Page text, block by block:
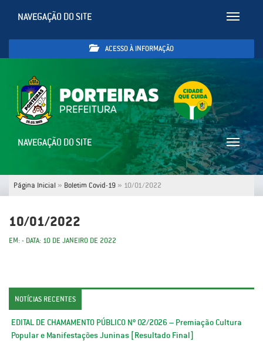
Toggle
NAVEGAÇÃO DO SITE
ACESSO À INFORMAÇÃO
Toggle
NAVEGAÇÃO DO SITE
Página Inicial » Boletim Covid-19 » 10/01/2022
10/01/2022
EM: - DATA: 10 DE JANEIRO DE 2022
NOTÍCIAS RECENTES
EDITAL DE CHAMAMENTO PÚBLICO Nº 02/2026 – Premiação Cultura
Popular e Manifestações Juninas [Resultado Final]